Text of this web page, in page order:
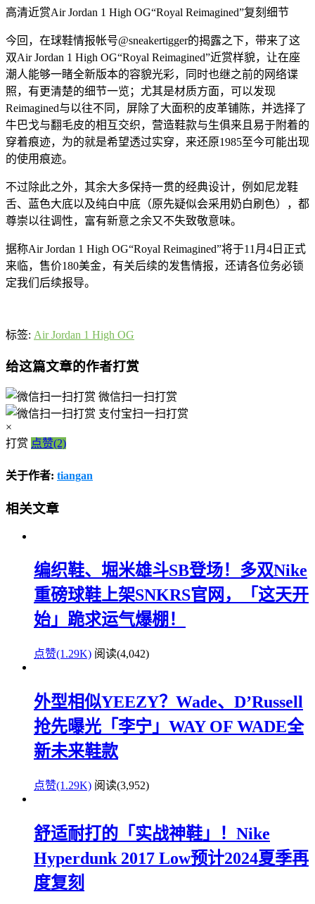
高清近赏Air Jordan 1 High OG“Royal Reimagined”复刻细节
今回，在球鞋情报帐号@sneakertigger的揭露之下，带来了这
双Air Jordan 1 High OG“Royal Reimagined”近赏样貌，让在座
潮人能够一睹全新版本的容貌光彩，同时也继之前的网络谍
照，有更清楚的细节一览；尤其是材质方面，可以发现
Reimagined与以往不同，屏除了大面积的皮革铺陈，并选择了
牛巴戈与翻毛皮的相互交织，营造鞋款与生俱来且易于附着的
穿着痕迹，为的就是希望透过实穿，来还原1985至今可能出现
的使用痕迹。
不过除此之外，其余大多保持一贯的经典设计，例如尼龙鞋
舌、蓝色大底以及纯白中底（原先疑似会采用奶白刷色），都
尊崇以往调性，富有新意之余又不失致敬意味。
据称Air Jordan 1 High OG“Royal Reimagined”将于11月4日正式
来临，售价180美金，有关后续的发售情报，还请各位务必锁
定我们后续报导。
标签: Air Jordan 1 High OG
给这篇文章的作者打赏
微信扫一扫打赏
支付宝扫一扫打赏
×
打赏 点赞(2)
关于作者: tiangan
相关文章
编织鞋、堀米雄斗SB登场！多双Nike
重磅球鞋上架SNKRS官网，「这天开
始」跪求运气爆棚！
点赞(1.29K) 阅读(4,042)
外型相似YEEZY？Wade、D’Russell
抢先曝光「李宁」WAY OF WADE全
新未来鞋款
点赞(1.29K) 阅读(3,952)
舒适耐打的「实战神鞋」！Nike
Hyperdunk 2017 Low预计2024夏季再
度复刻